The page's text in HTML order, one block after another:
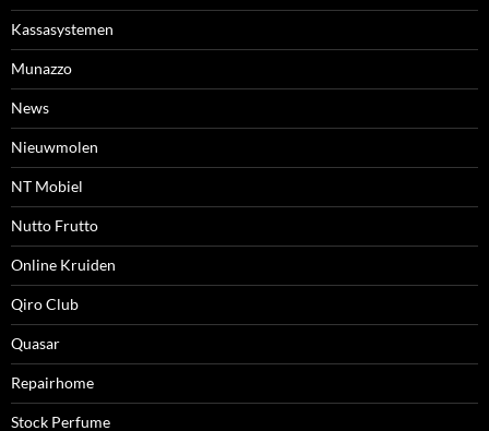
Kassasystemen
Munazzo
News
Nieuwmolen
NT Mobiel
Nutto Frutto
Online Kruiden
Qiro Club
Quasar
Repairhome
Stock Perfume